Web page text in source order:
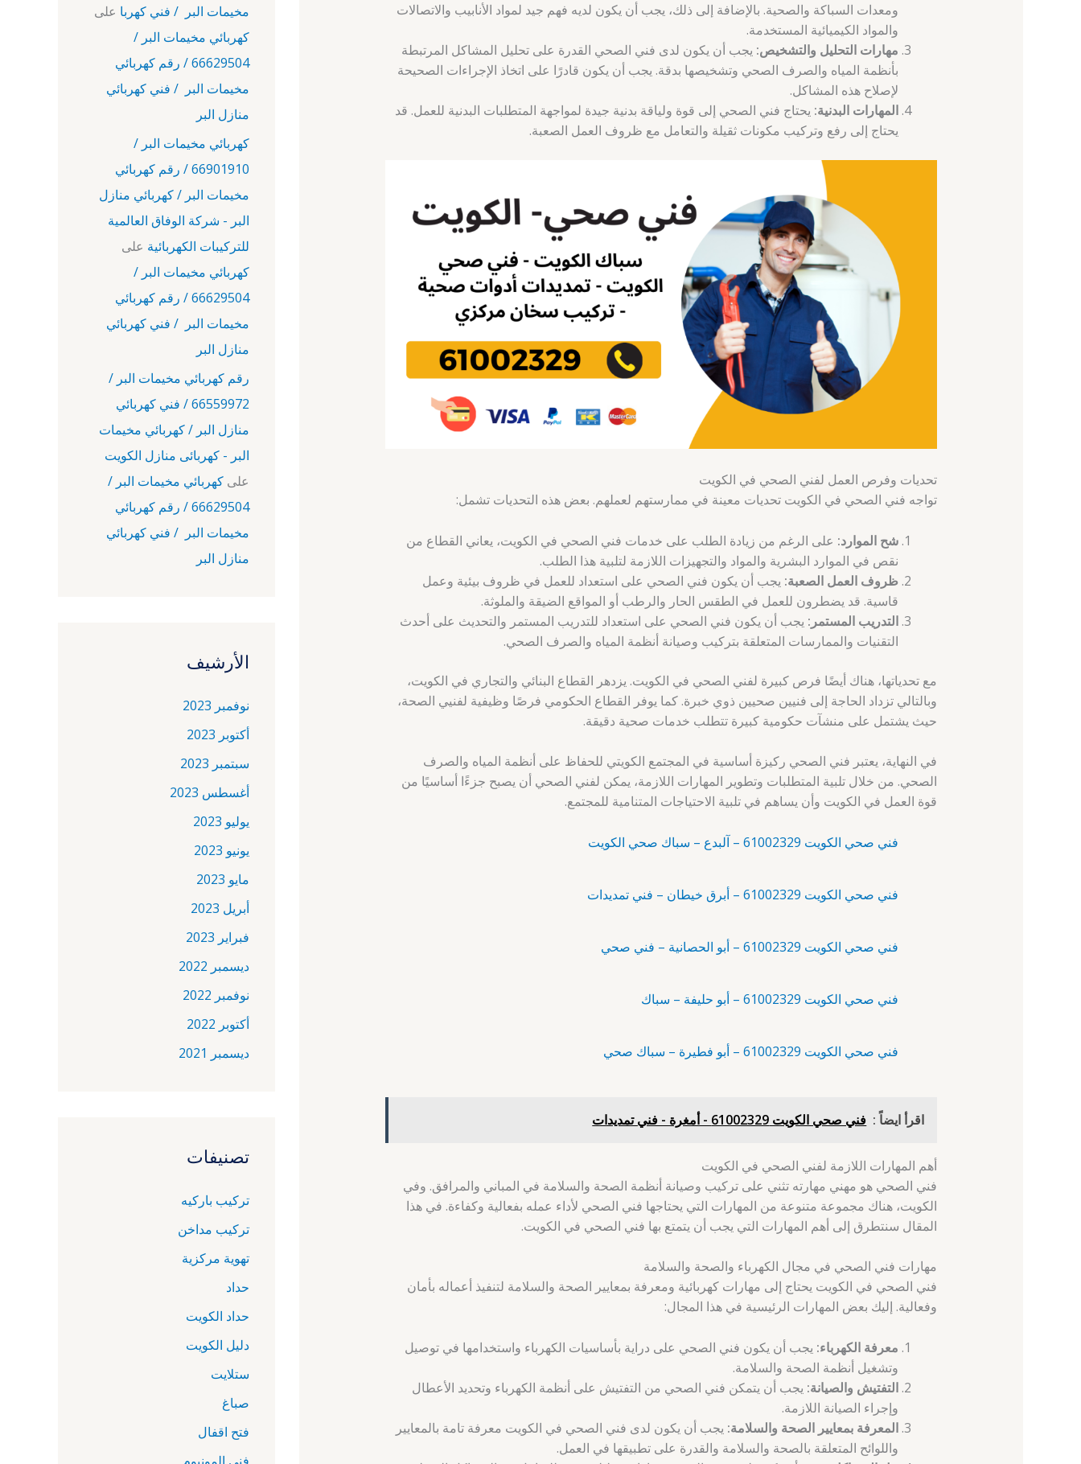
ومعدات السباكة والصحية. بالإضافة إلى ذلك، يجب أن يكون لديه فهم جيد لمواد الأنابيب والاتصالات
والمواد الكيميائية المستخدمة.
مهارات التحليل والتشخيص: يجب أن يكون لدى فني الصحي القدرة على تحليل المشاكل المرتبطة
بأنظمة المياه والصرف الصحي وتشخيصها بدقة. يجب أن يكون قادرًا على اتخاذ الإجراءات الصحيحة
لإصلاح هذه المشاكل.
المهارات البدنية: يحتاج فني الصحي إلى قوة ولياقة بدنية جيدة لمواجهة المتطلبات البدنية للعمل. قد
يحتاج إلى رفع وتركيب مكونات ثقيلة والتعامل مع ظروف العمل الصعبة.
تحديات وفرص العمل لفني الصحي في الكويت
تواجه فني الصحي في الكويت تحديات معينة في ممارستهم لعملهم. بعض هذه التحديات تشمل:
شح الموارد: على الرغم من زيادة الطلب على خدمات فني الصحي في الكويت، يعاني القطاع من
نقص في الموارد البشرية والمواد والتجهيزات اللازمة لتلبية هذا الطلب.
ظروف العمل الصعبة: يجب أن يكون فني الصحي على استعداد للعمل في ظروف بيئية وعمل
قاسية. قد يضطرون للعمل في الطقس الحار والرطب أو المواقع الضيقة والملوثة.
التدريب المستمر: يجب أن يكون فني الصحي على استعداد للتدريب المستمر والتحديث على أحدث
التقنيات والممارسات المتعلقة بتركيب وصيانة أنظمة المياه والصرف الصحي.
مع تحدياتها، هناك أيضًا فرص كبيرة لفني الصحي في الكويت. يزدهر القطاع البنائي والتجاري في الكويت،
وبالتالي تزداد الحاجة إلى فنيين صحيين ذوي خبرة. كما يوفر القطاع الحكومي فرصًا وظيفية لفنيي الصحة،
حيث يشتمل على منشآت حكومية كبيرة تتطلب خدمات صحية دقيقة.
في النهاية، يعتبر فني الصحي ركيزة أساسية في المجتمع الكويتي للحفاظ على أنظمة المياه والصرف
الصحي. من خلال تلبية المتطلبات وتطوير المهارات اللازمة، يمكن لفني الصحي أن يصبح جزءًا أساسيًا من
قوة العمل في الكويت وأن يساهم في تلبية الاحتياجات المتنامية للمجتمع.
فني صحي الكويت 61002329 – آلبدع – سباك صحي الكويت
فني صحي الكويت 61002329 – أبرق خيطان – فني تمديدات
فني صحي الكويت 61002329 – أبو الحصانية – فني صحي
فني صحي الكويت 61002329 – أبو حليفة – سباك
فني صحي الكويت 61002329 – أبو فطيرة – سباك صحي
اقرأ ايضاً : فني صحي الكويت 61002329 - أمغرة - فني تمديدات
أهم المهارات اللازمة لفني الصحي في الكويت
فني الصحي هو مهني مهارته تثني على تركيب وصيانة أنظمة الصحة والسلامة في المباني والمرافق. وفي
الكويت، هناك مجموعة متنوعة من المهارات التي يحتاجها فني الصحي لأداء عمله بفعالية وكفاءة. في هذا
المقال سنتطرق إلى أهم المهارات التي يجب أن يتمتع بها فني الصحي في الكويت.
مهارات فني الصحي في مجال الكهرباء والصحة والسلامة
فني الصحي في الكويت يحتاج إلى مهارات كهربائية ومعرفة بمعايير الصحة والسلامة لتنفيذ أعماله بأمان
وفعالية. إليك بعض المهارات الرئيسية في هذا المجال:
معرفة الكهرباء: يجب أن يكون فني الصحي على دراية بأساسيات الكهرباء واستخدامها في توصيل
وتشغيل أنظمة الصحة والسلامة.
التفتيش والصيانة: يجب أن يتمكن فني الصحي من التفتيش على أنظمة الكهرباء وتحديد الأعطال
وإجراء الصيانة اللازمة.
المعرفة بمعايير الصحة والسلامة: يجب أن يكون لدى فني الصحي في الكويت معرفة تامة بالمعايير
واللوائح المتعلقة بالصحة والسلامة والقدرة على تطبيقها في العمل.
مخيمات البر / فني كهربا على
كهربائي مخيمات البر /
66629504 / رقم كهربائي
مخيمات البر / فني كهربائي
منازل البر
كهربائي مخيمات البر /
66901910 / رقم كهربائي
مخيمات البر / كهربائي منازل
البر - شركة الوفاق العالمية
للتركيبات الكهربائية على
كهربائي مخيمات البر /
66629504 / رقم كهربائي
مخيمات البر / فني كهربائي
منازل البر
رقم كهربائي مخيمات البر /
66559972 / فني كهربائي
منازل البر / كهربائي مخيمات
البر - كهربائى منازل الكويت
على كهربائي مخيمات البر /
66629504 / رقم كهربائي
مخيمات البر / فني كهربائي
منازل البر
الأرشيف
نوفمبر 2023
أكتوبر 2023
سبتمبر 2023
أغسطس 2023
يوليو 2023
يونيو 2023
مايو 2023
أبريل 2023
فبراير 2023
ديسمبر 2022
نوفمبر 2022
أكتوبر 2022
ديسمبر 2021
تصنيفات
تركيب باركيه
تركيب مداخن
تهوية مركزية
حداد
حداد الكويت
دليل الكويت
ستلايت
صباغ
فتح اقفال